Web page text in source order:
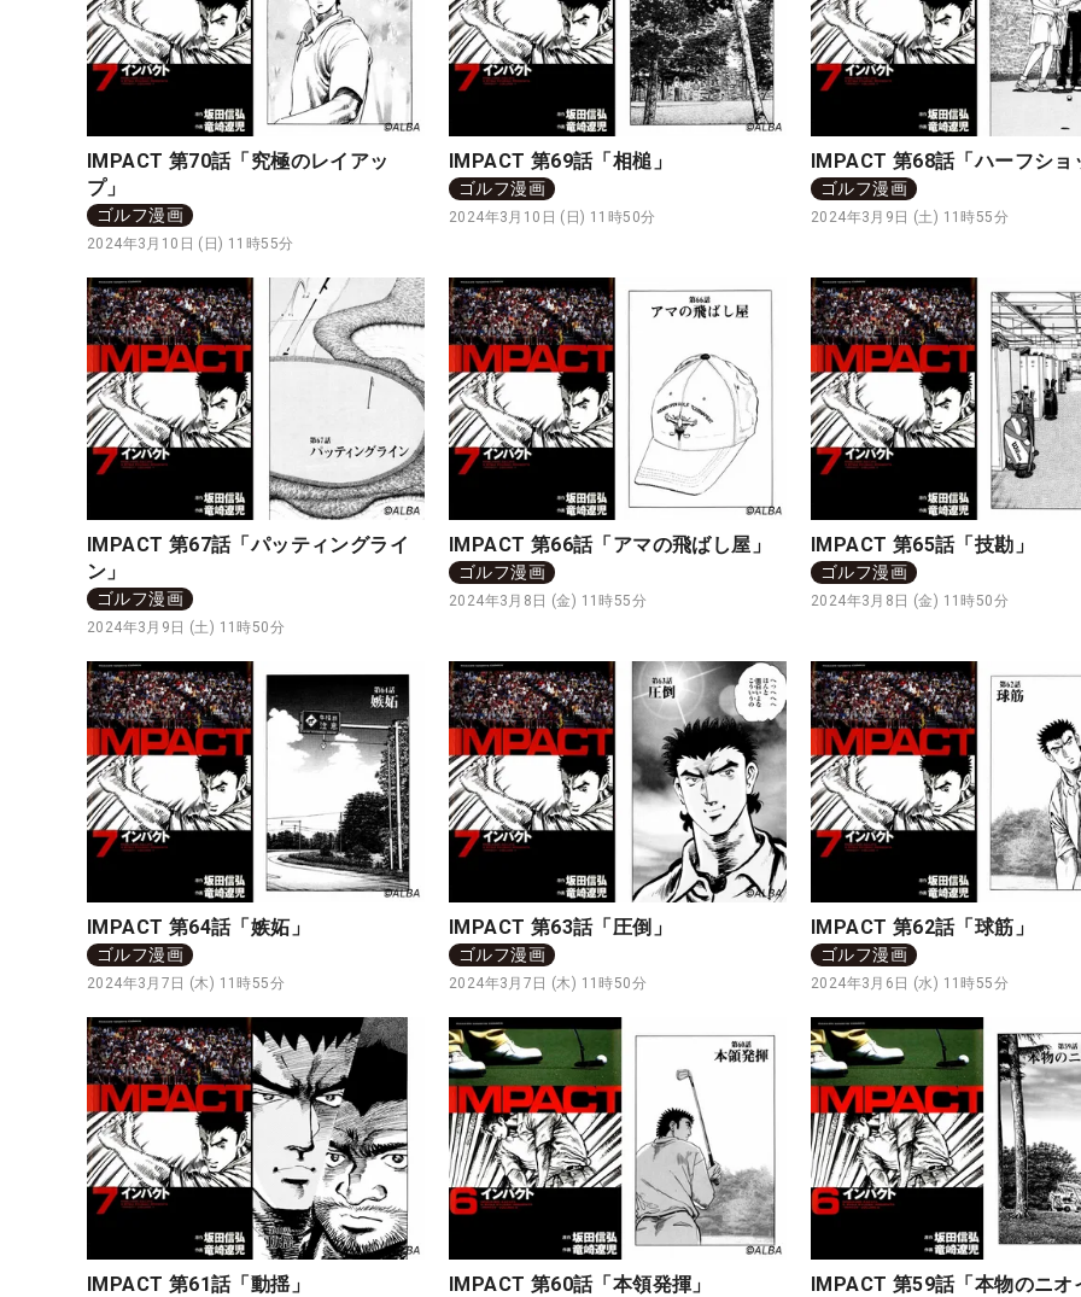
IMPACT 第70話「究極のレイアッ
プ」
ゴルフ漫画
2024年3月10日 (日) 11時55分
IMPACT 第69話「相槌」
ゴルフ漫画
2024年3月10日 (日) 11時50分
IMPACT 第68話「ハーフショ
ゴルフ漫画
2024年3月9日 (土) 11時55分
IMPACT 第67話「パッティングライ
ン」
ゴルフ漫画
2024年3月9日 (土) 11時50分
IMPACT 第66話「アマの飛ばし屋」
ゴルフ漫画
2024年3月8日 (金) 11時55分
IMPACT 第65話「技勘」
ゴルフ漫画
2024年3月8日 (金) 11時50分
IMPACT 第64話「嫉妬」
ゴルフ漫画
2024年3月7日 (木) 11時55分
IMPACT 第63話「圧倒」
ゴルフ漫画
2024年3月7日 (木) 11時50分
IMPACT 第62話「球筋」
ゴルフ漫画
2024年3月6日 (水) 11時55分
IMPACT 第61話「動揺」 IMPACT 第60話「本領発揮」 IMPACT 第59話「本物のニオ